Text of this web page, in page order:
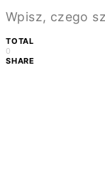
Wpisz, czego
TOTAL
0
SHARE